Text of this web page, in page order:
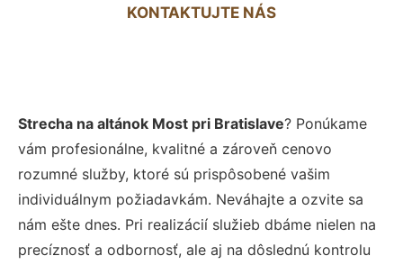
KONTAKTUJTE NÁS
Strecha na altánok Most pri Bratislave? Ponúkame
vám profesionálne, kvalitné a zároveň cenovo
rozumné služby, ktoré sú prispôsobené vašim
individuálnym požiadavkám. Neváhajte a ozvite sa
nám ešte dnes. Pri realizácií služieb dbáme nielen na
precíznosť a odbornosť, ale aj na dôslednú kontrolu